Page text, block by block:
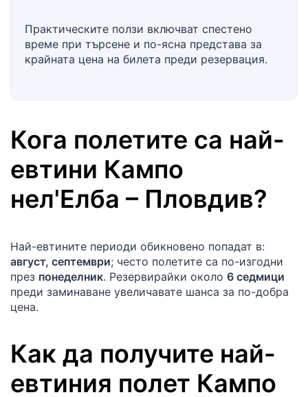
Практическите ползи включват спестено
време при търсене и по-ясна представа за
крайната цена на билета преди резервация.
Кога полетите са най-
евтини Кампо
нел'Елба – Пловдив?
Най-евтините периоди обикновено попадат в:
август, септември; често полетите са по-изгодни
през понеделник. Резервирайки около 6 седмици
преди заминаване увеличавате шанса за по-добра
цена.
Как да получите най-
евтиния полет Кампо